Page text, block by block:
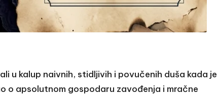
u kalup naivnih, stidljivih i povučenih duša kada je
o apsolutnom gospodaru zavođenja i mračne